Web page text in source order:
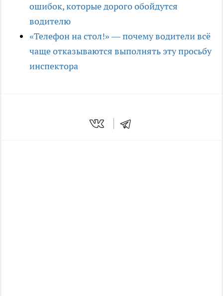
ошибок, которые дорого обойдутся
водителю
«Телефон на стол!» — почему водители всё
чаще отказываются выполнять эту просьбу
инспектора